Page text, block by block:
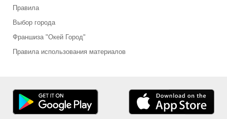
Правила
Выбор города
Франшиза "Окей Город"
Правила использования материалов